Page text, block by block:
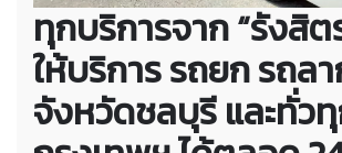
ทุกบริการจาก “รังสิต
ให้บริการ รถยก รถล
จังหวัดชลบุรี และทั่ว